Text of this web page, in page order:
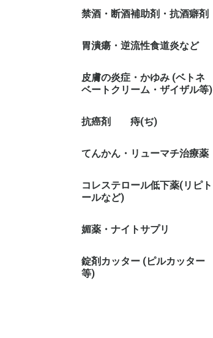
禁酒・断酒補助剤・抗酒癖剤
胃潰瘍・逆流性食道炎など
皮膚の炎症・かゆみ (ベトネ
ベートクリーム・ザイザル等)
抗癌剤 痔(ぢ)
てんかん・リューマチ治療薬
コレステロール低下薬(リピト
ールなど)
媚薬・ナイトサプリ
錠剤カッター (ピルカッター
等)